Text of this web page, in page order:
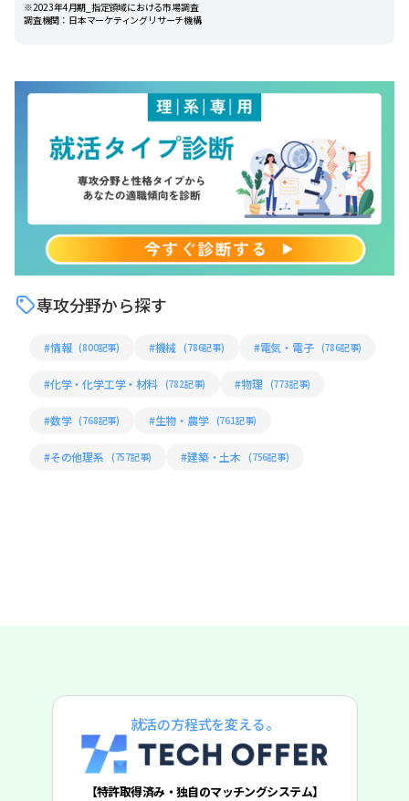
※2023年4月期_指定領域における市場調査
調査機関：日本マーケティングリサーチ機構
専攻分野から探す
#情報 (800記事) #機械 (786記事) #電気・電子 (786記事)
#化学・化学工学・材料 (782記事) #物理 (773記事)
#数学 (768記事) #生物・農学 (761記事)
#その他理系 (757記事) #建築・土木 (756記事)
就活の方程式を変える。
【特許取得済み・独自のマッチングシステム】